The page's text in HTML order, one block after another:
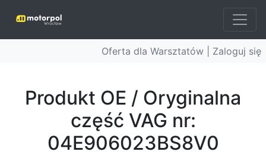
Oferta dla Warsztatów | Zaloguj się
Produkt OE / Oryginalna
część VAG nr:
04E906023BS8V0